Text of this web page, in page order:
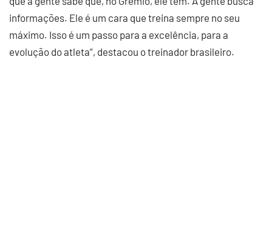
informações. Ele é um cara que treina sempre no seu
máximo. Isso é um passo para a excelência, para a
evolução do atleta”, destacou o treinador brasileiro.